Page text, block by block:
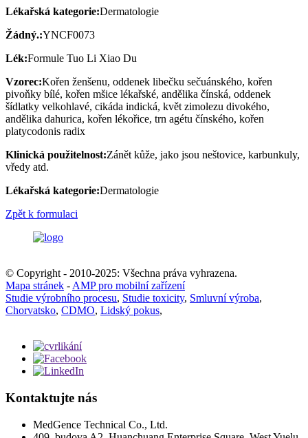
Lékařská kategorie:Dermatologie
Žádný.:YNCF0073
Lék:Formule Tuo Li Xiao Du
Vzorec:Kořen ženšenu, oddenek libečku sečuánského, kořen
pivoňky bílé, kořen mšice lékařské, andělika čínská, oddenek
šídlatky velkohlavé, cikáda indická, květ zimolezu divokého,
andělika dahurica, kořen lékořice, trn agétu čínského, kořen
platycodonis radix
Klinická použitelnost:Zánět kůže, jako jsou neštovice, karbunkuly,
vředy atd.
Lékařská kategorie:Dermatologie
Zpět k formulaci
© Copyright - 2010-2025: Všechna práva vyhrazena.
Mapa stránek - AMP pro mobilní zařízení
Studie výrobního procesu, Studie toxicity, Smluvní výroba,
Chorvatsko, CDMO, Lidský pokus,
Kontaktujte nás
MedGence Technical Co., Ltd.